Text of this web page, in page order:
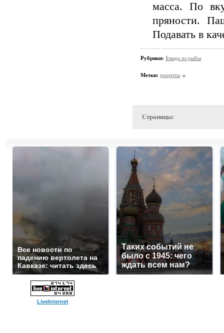
масса. По
пряности.
Подавать в
Рубрики: Блюда из рыбы
Метки: рецепты
Страницы:
Все новости по
падению вертолета на
Кавказе: читать здесь
Таких событий не
было с 1945: чего
ждать всем нам?
LiveInternet